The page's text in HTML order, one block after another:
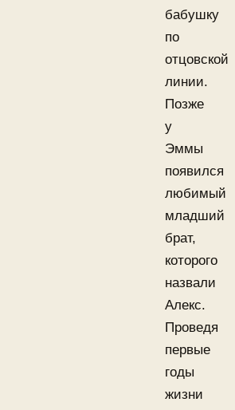
бабушку
по
отцовской
линии.
Позже
у
Эммы
появился
любимый
младший
брат,
которого
назвали
Алекс.
Проведя
первые
годы
жизни